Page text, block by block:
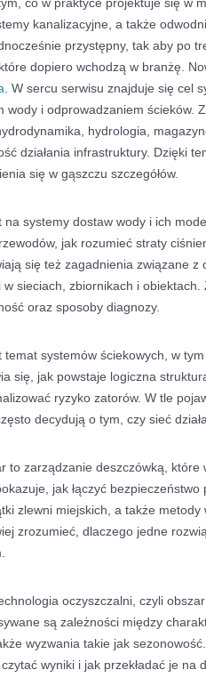
kanalizacyjne, a także
przystępny, tak aby po
dopiero wchodzą w branżę.
. W sercu serwisu znajduje się cel
wody i odprowadzaniem ścieków.
hydrologia,
działania infrastruktury. Dzięki
się w gąszczu szczegółów.
na systemy dostaw wody i ich
jak rozumieć straty
się też zagadnienia związane z
sieciach, zbiornikach i
oraz sposoby diagnozy.
temat systemów ściekowych, w
się, jak powstaje logiczna
ryzyko zatorów. W tle
decydują o tym, czy sieć
to zarządzanie deszczówką, które
jak łączyć bezpieczeństwo
zlewni miejskich, a także
zrozumieć, dlaczego jedne
oczyszczalni, czyli
są zależności między
wyzwania takie jak
wyniki i jak przekładać je na